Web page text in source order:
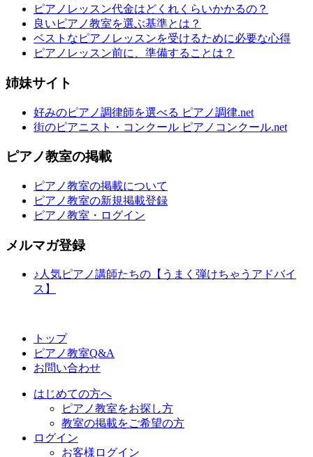
ピアノレッスン代金はどくれくらいかかるの？
良いピアノ教室を選ぶ基準とは？
ベストなピアノレッスンを受けるために必要な心得
ピアノレッスン前に、準備することは？
姉妹サイト
好みのピアノ調律師を選べる ピアノ調律.net
街のピアニスト・コンクール ピアノコンクール.net
ピアノ教室の掲載
ピアノ教室の掲載について
ピアノ教室の新規掲載登録
ピアノ教室・ログイン
メルマガ登録
♪人気ピアノ講師たちの【うまく弾けちゃうアドバイ
ス】
トップ
ピアノ教室Q&A
お問い合わせ
はじめての方へ
ピアノ教室をお探し方
教室の掲載をご希望の方
ログイン
お客様ログイン